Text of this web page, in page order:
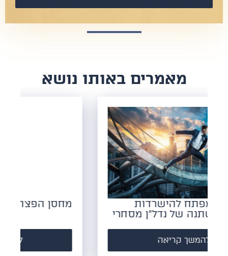
​מאמרים באותו נושא
מחסן הפצה: מה זה אומר
להמשך קריאה